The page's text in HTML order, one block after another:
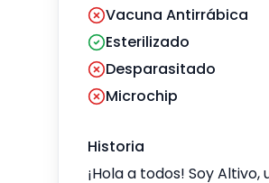
Vacuna Antirrábica
Esterilizado
Desparasitado
Microchip
Historia
¡Hola a todos! Soy